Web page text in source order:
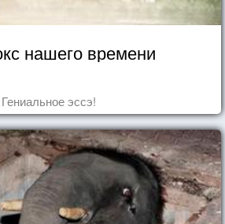
нашего времени
Гениальное эссэ!